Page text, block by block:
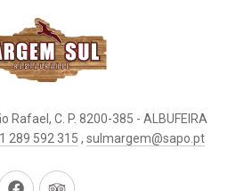
Rafael, C. P. 8200-385 - ALBUFEIRA
289 592 315 , sulmargem@sapo.pt